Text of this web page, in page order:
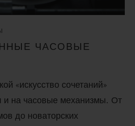
ЧАСОВЫЕ
«искусство сочетаний»
и на часовые механизмы. От
до новаторских